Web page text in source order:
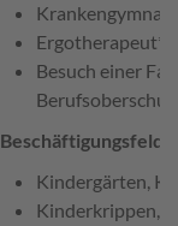
Besuch einer
Kindergärten,
Kinderkrippen,